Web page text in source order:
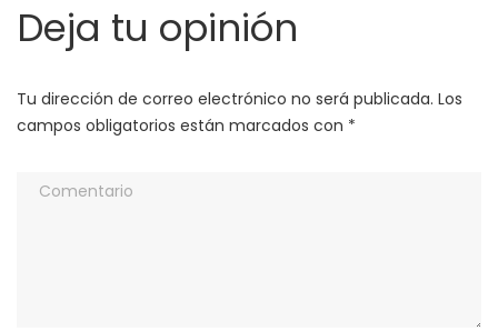
Deja tu opinión
Tu dirección de correo electrónico no será publicada. Los
campos obligatorios están marcados con *